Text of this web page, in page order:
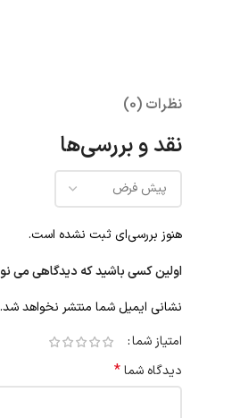
نظرات (0)
نقد و بررسی‌ها
هنوز بررسی‌ای ثبت نشده است.
اولین کسی باشید که دیدگاهی می نویسد
نشانی ایمیل شما منتشر نخواهد شد.
امتیاز شما
دیدگاه شما*